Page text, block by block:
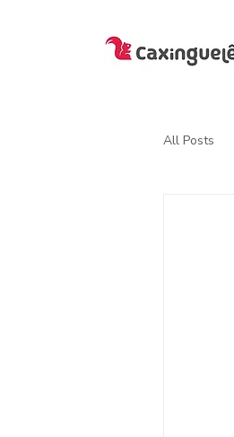
All Posts